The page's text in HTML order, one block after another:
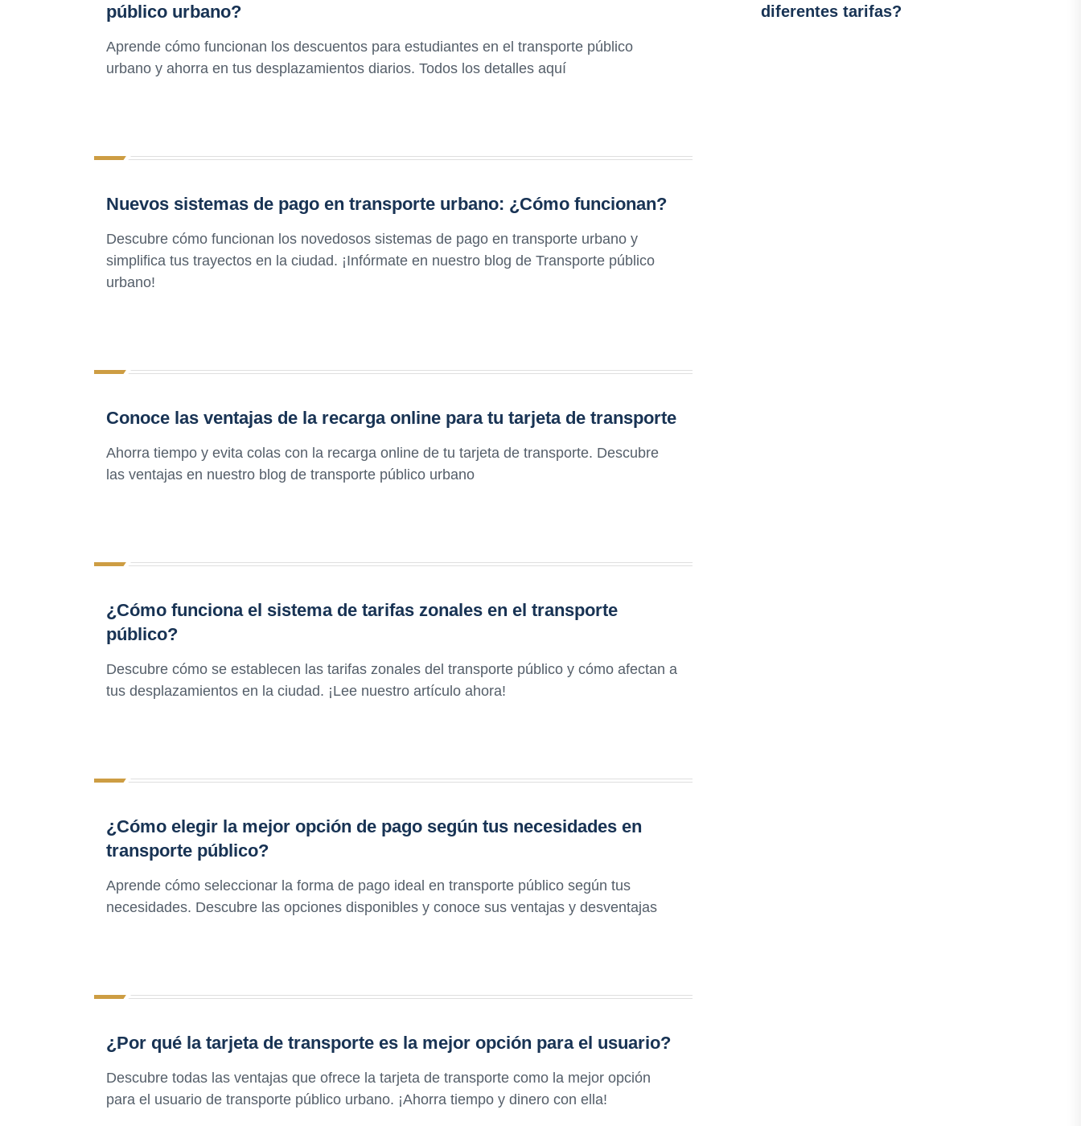
público urbano?
Aprende cómo funcionan los descuentos para estudiantes en el transporte público
urbano y ahorra en tus desplazamientos diarios. Todos los detalles aquí
Nuevos sistemas de pago en transporte urbano: ¿Cómo funcionan?
Descubre cómo funcionan los novedosos sistemas de pago en transporte urbano y
simplifica tus trayectos en la ciudad. ¡Infórmate en nuestro blog de Transporte público
urbano!
Conoce las ventajas de la recarga online para tu tarjeta de transporte
Ahorra tiempo y evita colas con la recarga online de tu tarjeta de transporte. Descubre
las ventajas en nuestro blog de transporte público urbano
¿Cómo funciona el sistema de tarifas zonales en el transporte
público?
Descubre cómo se establecen las tarifas zonales del transporte público y cómo afectan a
tus desplazamientos en la ciudad. ¡Lee nuestro artículo ahora!
¿Cómo elegir la mejor opción de pago según tus necesidades en
transporte público?
Aprende cómo seleccionar la forma de pago ideal en transporte público según tus
necesidades. Descubre las opciones disponibles y conoce sus ventajas y desventajas
¿Por qué la tarjeta de transporte es la mejor opción para el usuario?
Descubre todas las ventajas que ofrece la tarjeta de transporte como la mejor opción
para el usuario de transporte público urbano. ¡Ahorra tiempo y dinero con ella!
diferentes tarifas?